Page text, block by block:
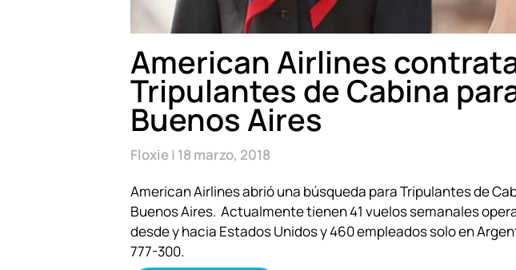
American Airlines
Tripulantes de Cabina
Buenos Aires
Floxie 18 marzo, 2018
American Airlines abrió una búsqueda para Tripulantes de
Buenos Aires. Actualmente tienen 41 vuelos semanales
desde y hacia Estados Unidos y 460 empleados solo en
777-300.